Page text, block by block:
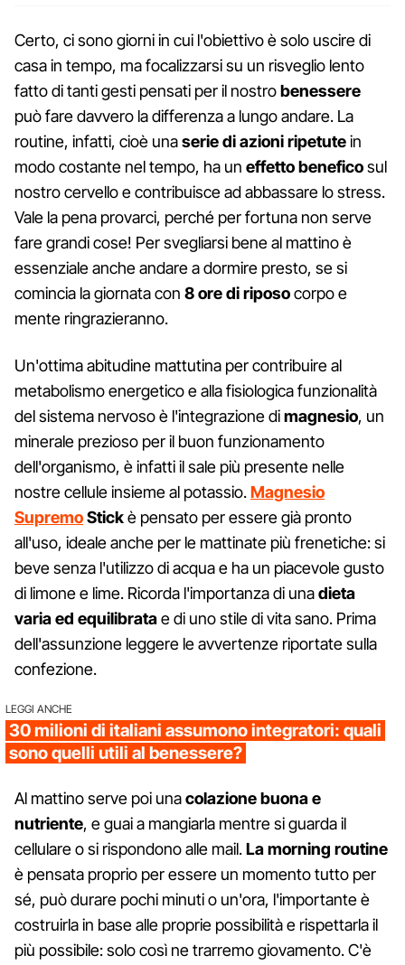
Certo, ci sono giorni in cui l'obiettivo è solo uscire di
casa in tempo, ma focalizzarsi su un risveglio lento
fatto di tanti gesti pensati per il nostrobenessere
può fare davvero la differenza a lungo andare. La
routine, infatti, cioè unaserie di azioni ripetutein
modo costante nel tempo, ha un effetto beneficosul
nostro cervello e contribuisce ad abbassare lo stress.
Vale la pena provarci, perché per fortuna non serve
fare grandi cose! Per svegliarsi bene al mattino è
essenziale anche andare a dormire presto, se si
comincia la giornata con 8 ore di riposocorpo e
mente ringrazieranno.
Un'ottima abitudine mattutina per contribuire al
metabolismo energetico e alla fisiologica funzionalità
del sistema nervoso è l'integrazione dimagnesio, un
minerale prezioso per il buon funzionamento
dell'organismo, è infatti il sale più presente nelle
nostre cellule insieme al potassio.Magnesio
SupremoStickè pensato per essere già pronto
all'uso, ideale anche per le mattinate più frenetiche: si
beve senza l'utilizzo di acqua e ha un piacevole gusto
di limone e lime. Ricorda l'importanza di unadieta
varia ed equilibratae di uno stile di vita sano. Prima
dell'assunzione leggere le avvertenze riportate sulla
confezione.
LEGGI ANCHE
30 milioni di italiani assumono integratori: quali
sono quelli utili al benessere?
Al mattino serve poi unacolazione buona e
nutriente, e guai a mangiarla mentre si guarda il
cellulare o si rispondono alle mail.La morning routine
è pensata proprio per essere un momento tutto per
sé, può durare pochi minuti o un'ora, l'importante è
costruirla in base alle proprie possibilità e rispettarla il
più possibile: solo così ne trarremo giovamento. C'è